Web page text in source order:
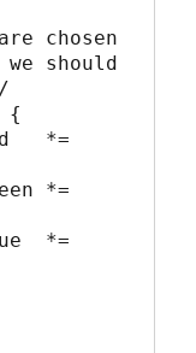
should